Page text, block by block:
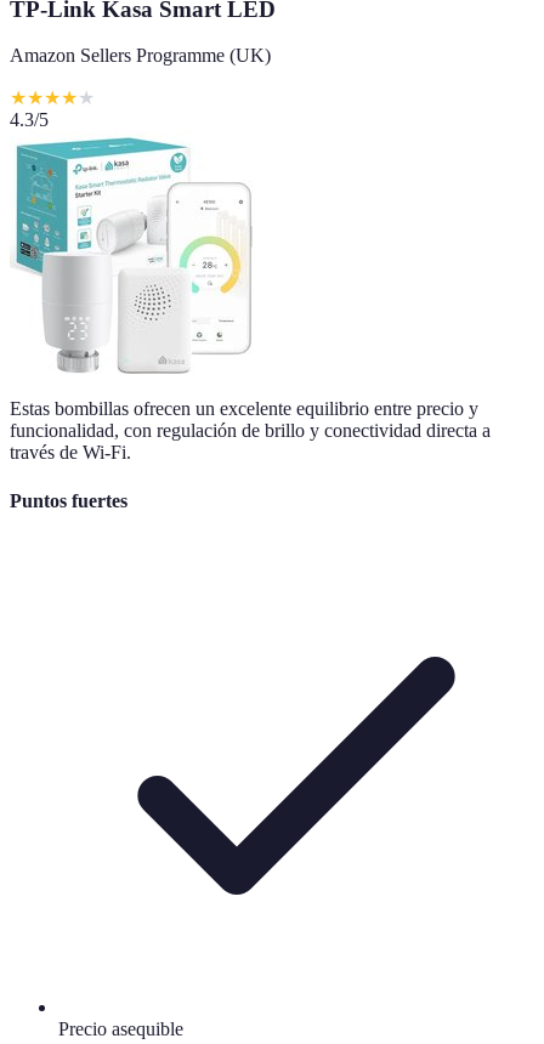
TP-Link Kasa Smart LED
Amazon Sellers Programme (UK)
★★★★★
4.3/5
Estas bombillas ofrecen un excelente equilibrio entre precio y
funcionalidad, con regulación de brillo y conectividad directa a
través de Wi-Fi.
Puntos fuertes
Precio asequible